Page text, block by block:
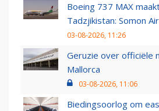
Boeing 737 MAX
Tadzjikistan: Somon
03-08-2026, 11:26
Geruzie over officiële
Mallorca
03-08-2026, 11:06
Biedingsoorlog om